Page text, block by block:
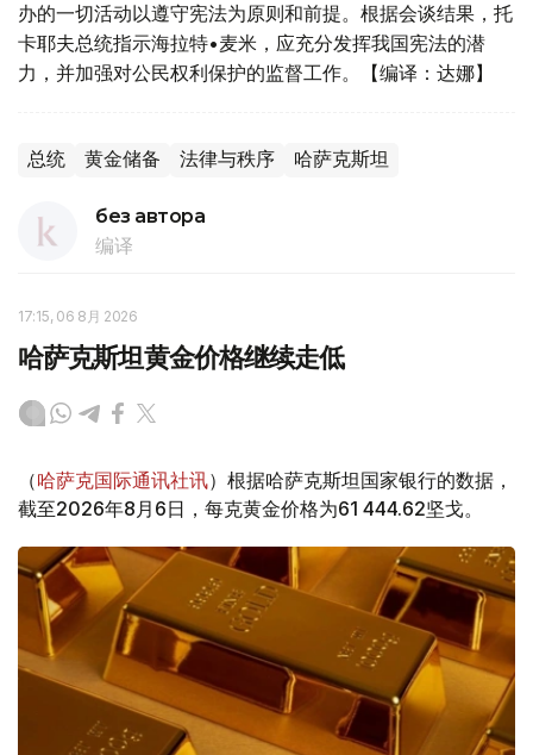
办的一切活动以遵守宪法为原则和前提。根据会谈结果，托
卡耶夫总统指示海拉特•麦米，应充分发挥我国宪法的潜
力，并加强对公民权利保护的监督工作。【编译：达娜】
总统 黄金储备 法律与秩序 哈萨克斯坦
без автора
编译
17:15, 06 8月 2026
哈萨克斯坦黄金价格继续走低
（哈萨克国际通讯社讯）根据哈萨克斯坦国家银行的数据，
截至2026年8月6日，每克黄金价格为61 444.62坚戈。